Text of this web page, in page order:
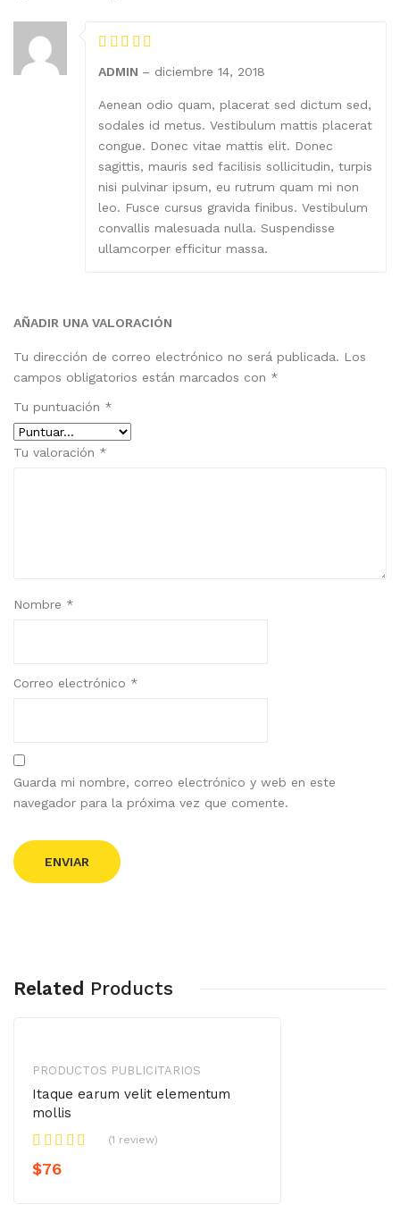
ADMIN – diciembre 14, 2018
Aenean odio quam, placerat sed dictum sed,
sodales id metus. Vestibulum mattis placerat
congue. Donec vitae mattis elit. Donec
sagittis, mauris sed facilisis sollicitudin, turpis
nisi pulvinar ipsum, eu rutrum quam mi non
leo. Fusce cursus gravida finibus. Vestibulum
convallis malesuada nulla. Suspendisse
ullamcorper efficitur massa.
AÑADIR UNA VALORACIÓN
Tu dirección de correo electrónico no será publicada. Los
campos obligatorios están marcados con *
Tu puntuación *
Tu valoración *
Nombre *
Correo electrónico *
Guarda mi nombre, correo electrónico y web en este
navegador para la próxima vez que comente.
Related Products
PRODUCTOS PUBLICITARIOS
Itaque earum velit elementum
mollis
(1 review)
$76